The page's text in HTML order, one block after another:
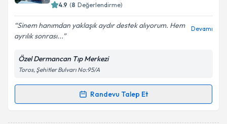
4.9 (8 Değerlendirme)
Sinem hanımdan yaklaşık aydır destek alıyorum. Hem
ayrılık sonrası...
Devamı
Özel Dermancan Tıp Merkezi
Toros, Şehitler Bulvarı No:95/A
Randevu Talep Et
Randevu Takvimi Talebi